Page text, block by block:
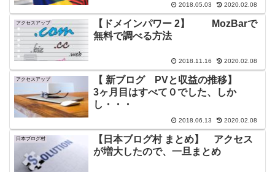
2018.05.03 2020.02.08
アクセスアップ
【ドメインパワー 2】 MozBarで
無料で調べる方法
2018.11.16 2020.02.08
アクセスアップ
【 新ブログ PVと収益の推移】
3ヶ月目はすべて０でした、しか
し・・・
2018.06.13 2020.02.08
日本ブログ村
【日本ブログ村 まとめ】 アクセス
が増大したので、一旦まとめ